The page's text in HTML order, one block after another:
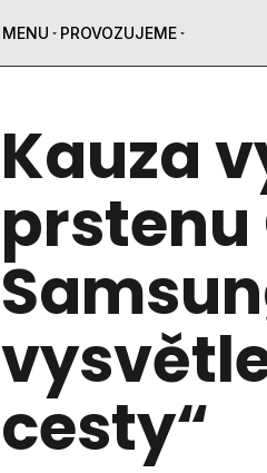
MENU PROVOZUJEME
Kauza
prstenu
cesty“